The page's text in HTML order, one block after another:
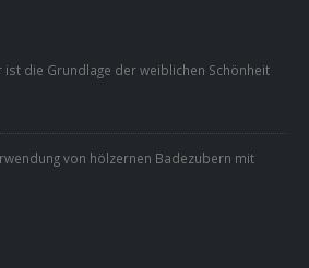
ist die Grundlage der weiblichen Schönheit
von hölzernen Badezubern mit